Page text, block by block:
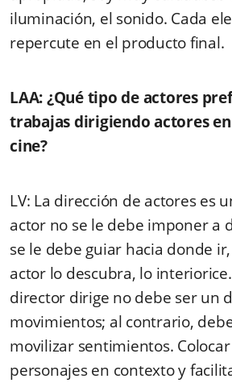
iluminación, el sonido. Cada
repercute en el producto final.
LAA: ¿Qué tipo de actores
trabajas dirigiendo actores
cine?
LV: La dirección de actores es
actor no se le debe imponer a
se le debe guiar hacia donde
actor lo descubra, lo
director dirige no debe ser un
movimientos; al contrario,
movilizar sentimientos.
personajes en contexto y